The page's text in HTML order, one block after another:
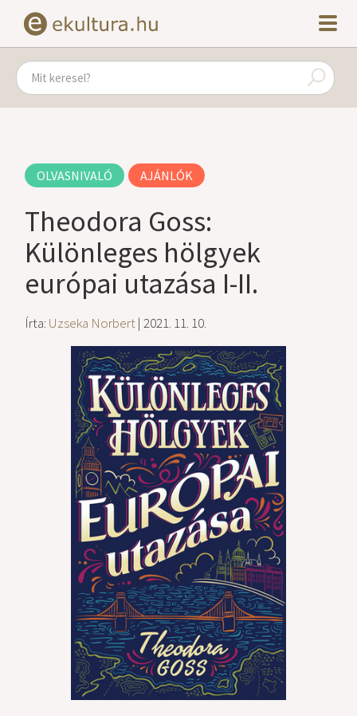
OLVASNIVALÓ AJÁNLÓK
Theodora Goss:
Különleges hölgyek
európai utazása I-II.
Írta: Uzseka Norbert| 2021. 11. 10.